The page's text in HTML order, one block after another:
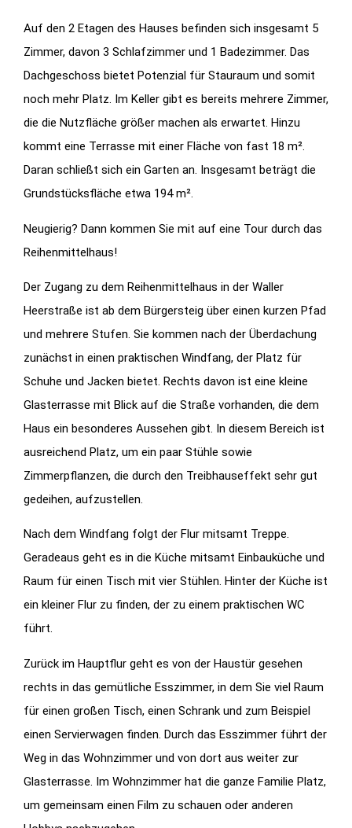
Auf den 2 Etagen des Hauses befinden sich insgesamt 5
Zimmer, davon 3 Schlafzimmer und 1 Badezimmer. Das
Dachgeschoss bietet Potenzial für Stauraum und somit
noch mehr Platz. Im Keller gibt es bereits mehrere Zimmer,
die die Nutzfläche größer machen als erwartet. Hinzu
kommt eine Terrasse mit einer Fläche von fast 18 m².
Daran schließt sich ein Garten an. Insgesamt beträgt die
Grundstücksfläche etwa 194 m².
Neugierig? Dann kommen Sie mit auf eine Tour durch das
Reihenmittelhaus!
Der Zugang zu dem Reihenmittelhaus in der Waller
Heerstraße ist ab dem Bürgersteig über einen kurzen Pfad
und mehrere Stufen. Sie kommen nach der Überdachung
zunächst in einen praktischen Windfang, der Platz für
Schuhe und Jacken bietet. Rechts davon ist eine kleine
Glasterrasse mit Blick auf die Straße vorhanden, die dem
Haus ein besonderes Aussehen gibt. In diesem Bereich ist
ausreichend Platz, um ein paar Stühle sowie
Zimmerpflanzen, die durch den Treibhauseffekt sehr gut
gedeihen, aufzustellen.
Nach dem Windfang folgt der Flur mitsamt Treppe.
Geradeaus geht es in die Küche mitsamt Einbauküche und
Raum für einen Tisch mit vier Stühlen. Hinter der Küche ist
ein kleiner Flur zu finden, der zu einem praktischen WC
führt.
Zurück im Hauptflur geht es von der Haustür gesehen
rechts in das gemütliche Esszimmer, in dem Sie viel Raum
für einen großen Tisch, einen Schrank und zum Beispiel
einen Servierwagen finden. Durch das Esszimmer führt der
Weg in das Wohnzimmer und von dort aus weiter zur
Glasterrasse. Im Wohnzimmer hat die ganze Familie Platz,
um gemeinsam einen Film zu schauen oder anderen